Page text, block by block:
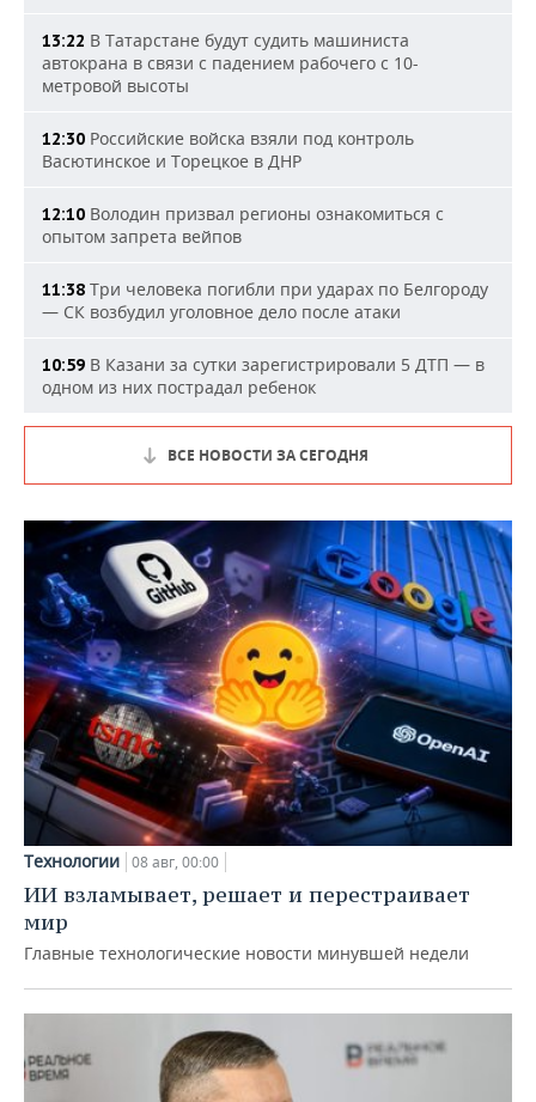
13:22 В Татарстане будут судить машиниста
автокрана в связи с падением рабочего с 10-
метровой высоты
12:30 Российские войска взяли под контроль
Васютинское и Торецкое в ДНР
12:10 Володин призвал регионы ознакомиться с
опытом запрета вейпов
11:38 Три человека погибли при ударах по Белгороду
— СК возбудил уголовное дело после атаки
10:59 В Казани за сутки зарегистрировали 5 ДТП — в
одном из них пострадал ребенок
ВСЕ НОВОСТИ ЗА СЕГОДНЯ
Технологии 08 авг, 00:00
ИИ взламывает, решает и перестраивает
мир
Главные технологические новости минувшей недели